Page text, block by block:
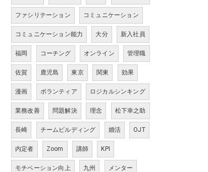
ファシリテーション コミュニケーション
コミュニケーション能力 大分 新入社員
福岡 コーチング オンライン 管理職
佐賀 鹿児島 東京 関東 効果
漫画 ボランティア ロジカルシンキング
業務改善 問題解決 理念 松下幸之助
長崎 チームビルディング 婚活 OJT
内定者 Zoom 講師 KPI
モチベーション向上 九州 メンター